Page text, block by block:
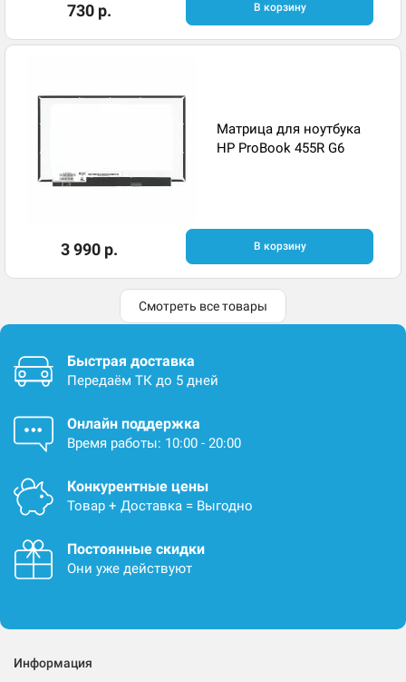
730 р. В корзину
Матрица для ноутбука
HP ProBook 455R G6
3 990 р. В корзину
Смотреть все товары
Быстрая доставка
Передаём ТК до 5 дней
Онлайн поддержка
Время работы: 10:00 - 20:00
Конкурентные цены
Товар + Доставка = Выгодно
Постоянные скидки
Они уже действуют
Информация